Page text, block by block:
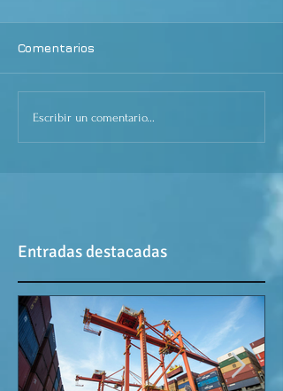
Comentarios
Escribir un comentario...
Entradas destacadas